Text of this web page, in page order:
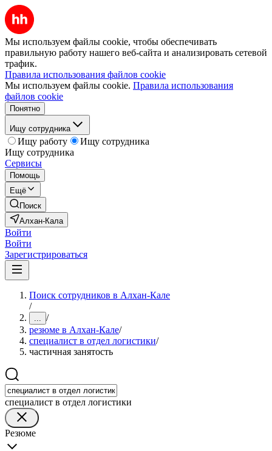
Мы используем файлы cookie, чтобы обеспечивать
правильную работу нашего веб-сайта и анализировать сетевой
трафик.
Правила использования файлов cookie
Мы используем файлы cookie. Правила использования
файлов cookie
Понятно
Ищу сотрудника
Ищу работу
Ищу сотрудника
Ищу сотрудника
Сервисы
Помощь
Ещё
Поиск
Алхан-Кала
Войти
Войти
Зарегистрироваться
Поиск сотрудников в Алхан-Кале
/
... /
резюме в Алхан-Кале/
специалист в отдел логистики/
частичная занятость
специалист в отдел логистики
Резюме